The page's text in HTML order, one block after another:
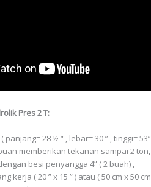
Pres 2 T:
28 ½ “ , lebar= 30 ” , tinggi=
memberikan tekanan sampai 2 ton,
besi penyangga 4” ( 2 buah) ,
kerja ( 20 ” x 15 ” ) atau ( 50 cm x 50